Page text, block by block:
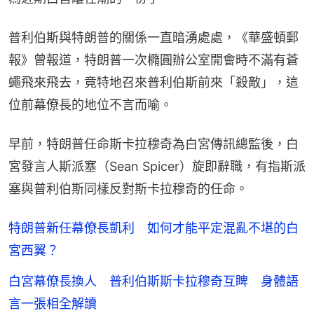
普利伯斯與特朗普的關係一直暗湧處處，《華盛頓郵
報》曾報道，特朗普一次橢圓辦公室開會時不滿有蒼
蠅飛來飛去，竟特地召來普利伯斯前來「殺敵」，這
位前幕僚長的地位不言而喻。
早前，特朗普任命斯卡拉穆奇為白宮傳訊總監後，白
宮發言人斯派塞（Sean Spicer）旋即辭職，有指斯派
塞與普利伯斯同樣反對斯卡拉穆奇的任命。
特朗普新任幕僚長凱利 如何才能平定混亂不堪的白
宮西翼？
白宮幕僚長換人 普利伯斯斯卡拉穆奇互睥 身體語
言一張相全解讀